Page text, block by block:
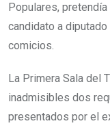
Populares,
candidato a
comicios.
La Primera Sala del
inadmisibles dos
presentados por el